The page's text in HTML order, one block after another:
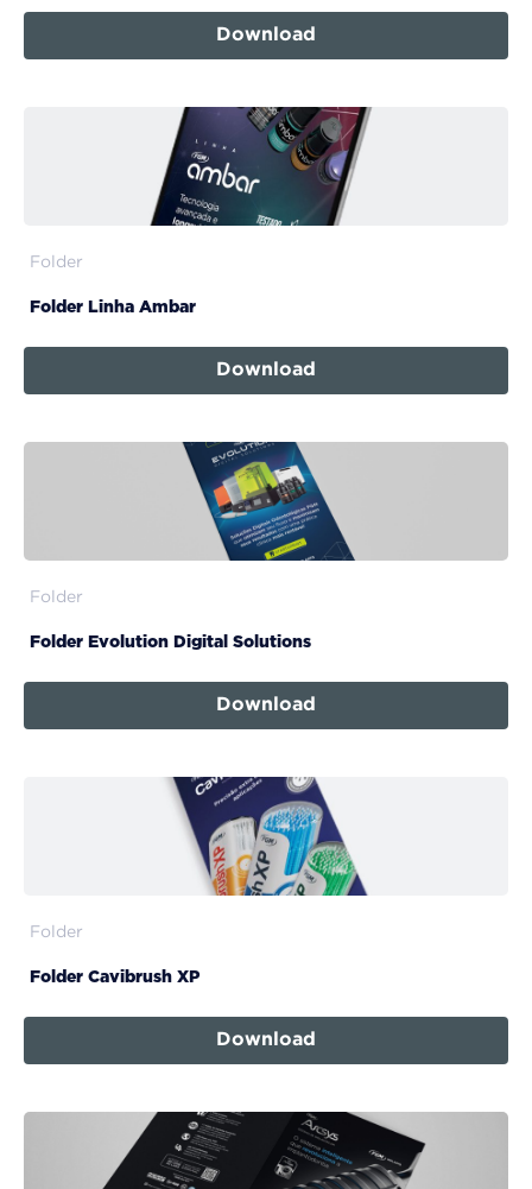
Download
Folder
Folder Linha Ambar
Download
Folder
Folder Evolution Digital Solutions
Download
Folder
Folder Cavibrush XP
Download